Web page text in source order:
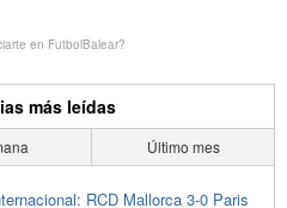
en FutbolBalear?
más leídas
Último mes
RCD Mallorca 3-0 Paris